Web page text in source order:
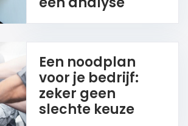
Een noodplan
voor je bedrijf:
zeker geen
slechte keuze